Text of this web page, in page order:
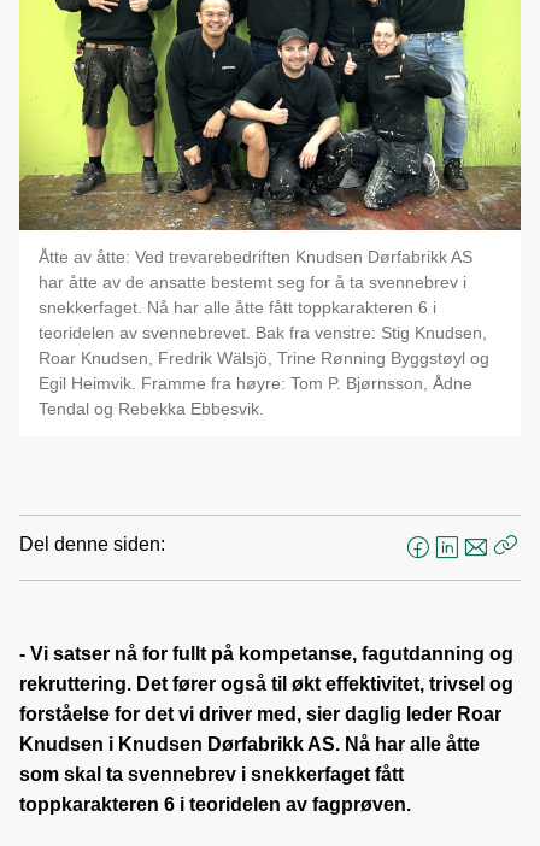
Åtte av åtte: Ved trevarebedriften Knudsen Dørfabrikk AS
har åtte av de ansatte bestemt seg for å ta svennebrev i
snekkerfaget. Nå har alle åtte fått toppkarakteren 6 i
teoridelen av svennebrevet. Bak fra venstre: Stig Knudsen,
Roar Knudsen, Fredrik Wälsjö, Trine Rønning Byggstøyl og
Egil Heimvik. Framme fra høyre: Tom P. Bjørnsson, Ådne
Tendal og Rebekka Ebbesvik.
Del denne siden:
F
e
b
o
L
k
e
E
o
s
t
- Vi satser nå for fullt på kompetanse, fagutdanning og
rekruttering. Det fører også til økt effektivitet, trivsel og
forståelse for det vi driver med, sier daglig leder Roar
Knudsen i Knudsen Dørfabrikk AS. Nå har alle åtte
som skal ta svennebrev i snekkerfaget fått
toppkarakteren 6 i teoridelen av fagprøven.